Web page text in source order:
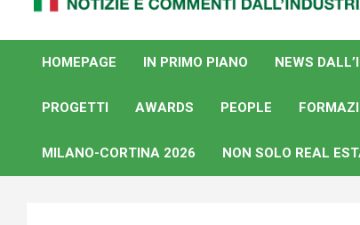
By Internews
internazionale
HOMEPAGE
IN PRIMO PIANO NEWS
PROGETTI AWARDS PEOPLE
MILANO-CORTINA 2026 NON SOLO REAL